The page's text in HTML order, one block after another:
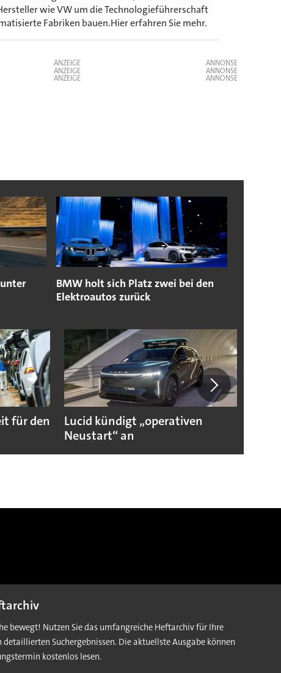
wie VW um die Technologieführerschaft
Fabriken bauen.Hier erfahren Sie mehr.
ANZEIGE
ANZEIGE
ANZEIGE
BMW holt sich Platz zwei bei den
Elektroautos zurück
für den
Lucid kündigt „operativen
Neustart“ an
bewegt! Nutzen Sie das umfangreiche Heftarchiv für Ihre
detaillierten Suchergebnissen. Die aktuellste Ausgabe können
kostenlos lesen.